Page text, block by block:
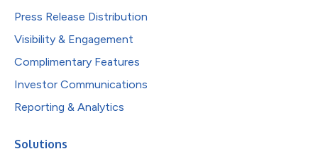
Press Release Distribution
Visibility & Engagement
Complimentary Features
Investor Communications
Reporting & Analytics
Solutions